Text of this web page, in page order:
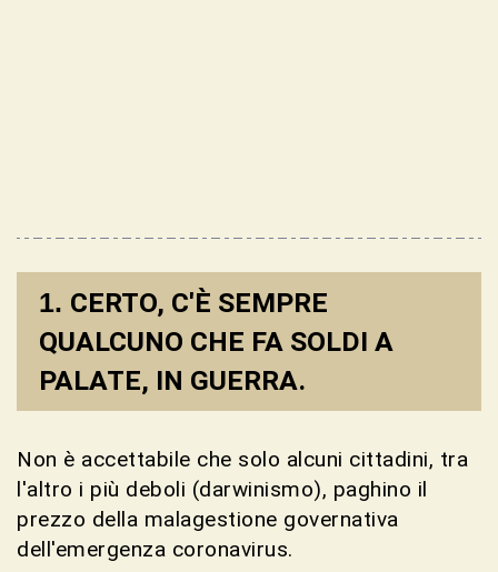
CERTO, C'È SEMPRE
QUALCUNO CHE FA SOLDI A
PALATE, IN GUERRA.
Non è accettabile che solo alcuni cittadini, tra
l'altro i più deboli (darwinismo), paghino il
prezzo della malagestione governativa
dell'emergenza coronavirus.